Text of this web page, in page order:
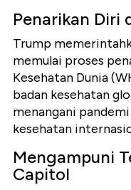
Penarikan Diri
Trump
memulai proses
Kesehatan Dunia
badan kesehatan
menangani
kesehatan
Mengampuni
Capitol